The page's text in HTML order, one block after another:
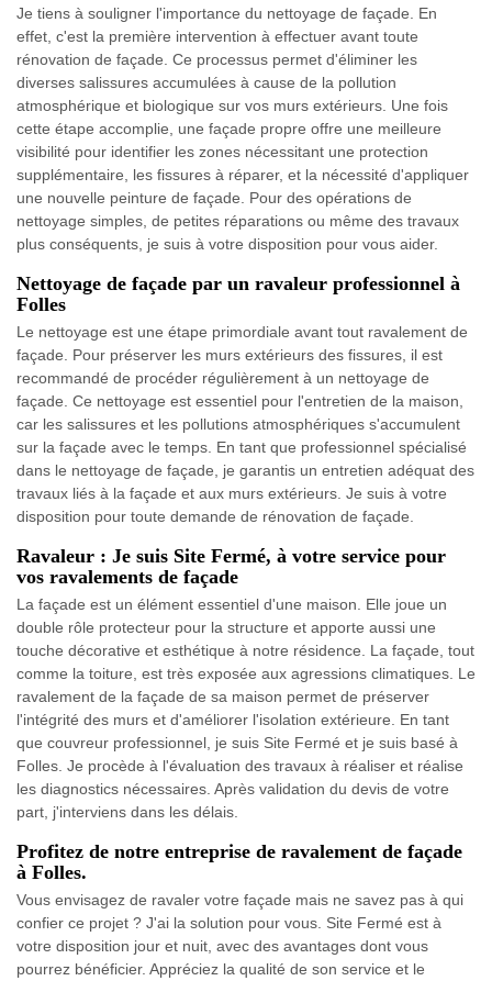
Je tiens à souligner l'importance du nettoyage de façade. En
effet, c'est la première intervention à effectuer avant toute
rénovation de façade. Ce processus permet d'éliminer les
diverses salissures accumulées à cause de la pollution
atmosphérique et biologique sur vos murs extérieurs. Une fois
cette étape accomplie, une façade propre offre une meilleure
visibilité pour identifier les zones nécessitant une protection
supplémentaire, les fissures à réparer, et la nécessité d'appliquer
une nouvelle peinture de façade. Pour des opérations de
nettoyage simples, de petites réparations ou même des travaux
plus conséquents, je suis à votre disposition pour vous aider.
Nettoyage de façade par un ravaleur professionnel à
Folles
Le nettoyage est une étape primordiale avant tout ravalement de
façade. Pour préserver les murs extérieurs des fissures, il est
recommandé de procéder régulièrement à un nettoyage de
façade. Ce nettoyage est essentiel pour l'entretien de la maison,
car les salissures et les pollutions atmosphériques s'accumulent
sur la façade avec le temps. En tant que professionnel spécialisé
dans le nettoyage de façade, je garantis un entretien adéquat des
travaux liés à la façade et aux murs extérieurs. Je suis à votre
disposition pour toute demande de rénovation de façade.
Ravaleur : Je suis Site Fermé, à votre service pour
vos ravalements de façade
La façade est un élément essentiel d'une maison. Elle joue un
double rôle protecteur pour la structure et apporte aussi une
touche décorative et esthétique à notre résidence. La façade, tout
comme la toiture, est très exposée aux agressions climatiques. Le
ravalement de la façade de sa maison permet de préserver
l'intégrité des murs et d'améliorer l'isolation extérieure. En tant
que couvreur professionnel, je suis Site Fermé et je suis basé à
Folles. Je procède à l'évaluation des travaux à réaliser et réalise
les diagnostics nécessaires. Après validation du devis de votre
part, j'interviens dans les délais.
Profitez de notre entreprise de ravalement de façade
à Folles.
Vous envisagez de ravaler votre façade mais ne savez pas à qui
confier ce projet ? J'ai la solution pour vous. Site Fermé est à
votre disposition jour et nuit, avec des avantages dont vous
pourrez bénéficier. Appréciez la qualité de son service et le